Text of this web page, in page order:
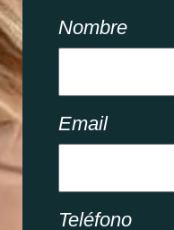
Nombre
Email
Teléfono